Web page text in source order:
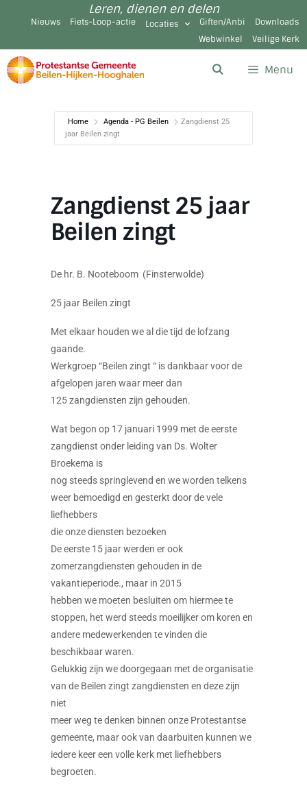
Leren, dienen en delen
Nieuws Fiets-Loop-actie Locaties Giften/Anbi
Downloads
Webwinkel
Veilige Kerk
Menu
Home Agenda - PG Beilen
Zangdienst 25
jaar Beilen zingt
Zangdienst 25 jaar
Beilen zingt
De hr. B. Nooteboom (Finsterwolde)
25 jaar Beilen zingt
Met elkaar houden we al die tijd de lofzang
gaande.
Werkgroep “Beilen zingt “ is dankbaar voor de
afgelopen jaren waar meer dan
125 zangdiensten zijn gehouden.
Wat begon op 17 januari 1999 met de eerste
zangdienst onder leiding van Ds. Wolter
Broekema is
nog steeds springlevend en we worden telkens
weer bemoedigd en gesterkt door de vele
liefhebbers
die onze diensten bezoeken
De eerste 15 jaar werden er ook
zomerzangdiensten gehouden in de
vakantieperiode., maar in 2015
hebben we moeten besluiten om hiermee te
stoppen, het werd steeds moeilijker om koren en
andere medewerkenden te vinden die
beschikbaar waren.
Gelukkig zijn we doorgegaan met de organisatie
van de Beilen zingt zangdiensten en deze zijn
niet
meer weg te denken binnen onze Protestantse
gemeente, maar ook van daarbuiten kunnen we
iedere keer een volle kerk met liefhebbers
begroeten.